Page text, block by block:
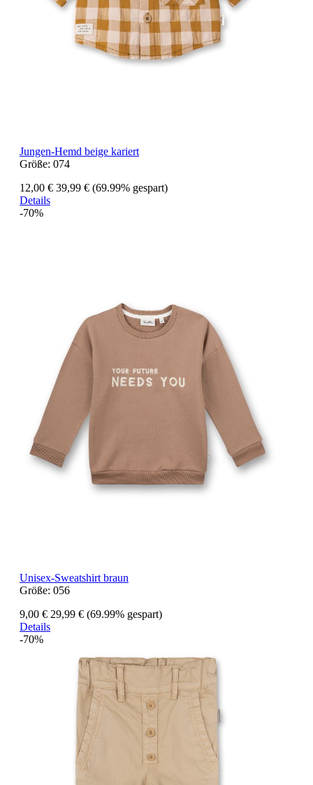
Jungen-Hemd beige kariert
Größe: 074
12,00 € 39,99 € (69.99% gespart)
Details
-70%
Unisex-Sweatshirt braun
Größe: 056
9,00 € 29,99 € (69.99% gespart)
Details
-70%